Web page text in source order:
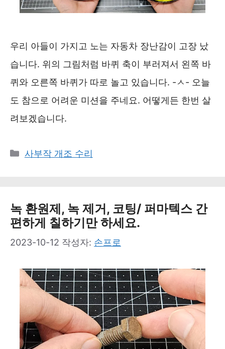
우리 아들이 가지고 노는 자동차 장난감이 고장 났
습니다. 위의 그림처럼 바퀴 축이 부러져서 왼쪽 바
퀴와 오른쪽 바퀴가 따로 놀고 있습니다. -ㅅ- 오늘
도 참으로 어려운 미션을 주네요. 어떻게든 한번 살
려보겠습니다.
카
사부작 개조 수리
녹 환원제, 녹 제거, 코팅/ 퍼마텍스 간
편하게 칠하기만 하세요.
2023-10-12 작성자: 손프로